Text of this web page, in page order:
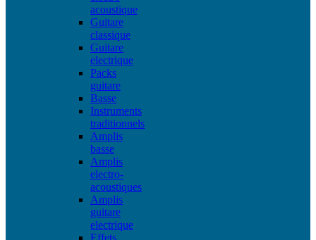
acoustique
Guitare
classique
Guitare
electrique
Packs
guitare
Basse
Instruments
traditionnels
Amplis
basse
Amplis
electro-
acoustiques
Amplis
guitare
electrique
Effets